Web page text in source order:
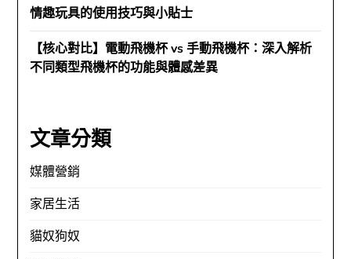
情趣玩具的使用技巧與小貼士
【核心對比】電動飛機杯 vs 手動飛機杯：深入解析
不同類型飛機杯的功能與體感差異
文章分類
媒體營銷
家居生活
貓奴狗奴